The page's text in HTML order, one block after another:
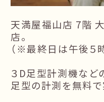
天満屋福山店 7階
店。
（※最終日は午後５
３D足型計測機など
足型の計測を無料で